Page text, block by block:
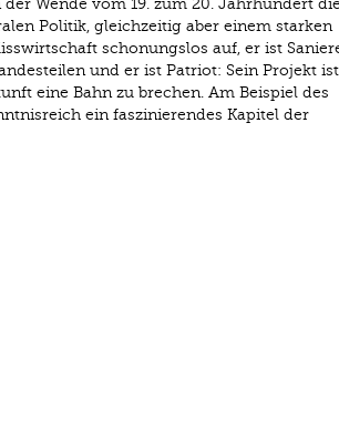
Wende vom 19. zum 20. Jahrhundert die
Politik, gleichzeitig aber einem starken
schonungslos auf, er ist
und er ist Patriot: Sein Projekt ist
eine Bahn zu brechen. Am Beispiel des
ein faszinierendes Kapitel der